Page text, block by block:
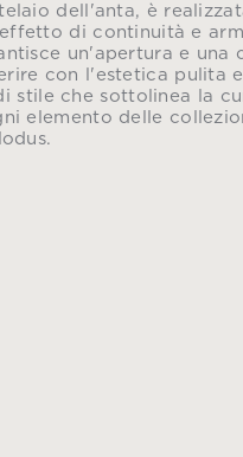
dell'anta, è
di continuità e
un'apertura e una
con l'estetica pulita
stile che sottolinea la
elemento delle